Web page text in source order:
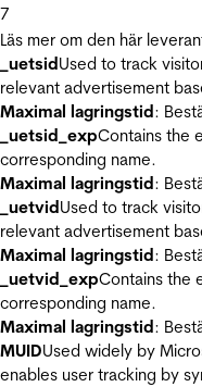
7
Läs mer om den här
_uetsidUsed to track
relevant advertisement
Maximal lagringstid:
_uetsid_expContains the
corresponding name.
Maximal lagringstid:
_uetvidUsed to track
relevant advertisement
Maximal lagringstid:
_uetvid_expContains the
corresponding name.
Maximal lagringstid:
MUIDUsed widely by
enables user tracking by